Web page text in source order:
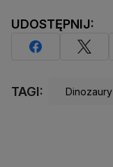
UDOSTĘPNIJ:
TAGI: Dinozaury